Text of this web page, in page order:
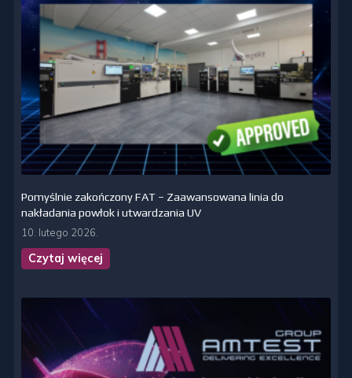
Pomyślnie zakończony FAT – Zaawansowana linia do
nakładania powłok i utwardzania UV
10. lutego 2026.
Czytaj więcej